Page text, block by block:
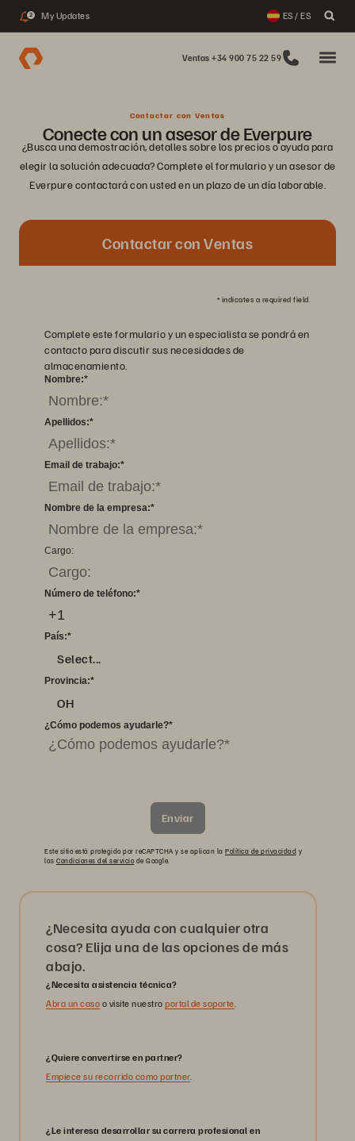
2 My Updates ES / ES
Ventas +34 900 75 22 59
Contactar con Ventas
Conecte con un asesor de Everpure
¿Busca una demostración, detalles sobre los precios o ayuda para
elegir la solución adecuada? Complete el formulario y un asesor de
Everpure contactará con usted en un plazo de un día laborable.
Contactar con Ventas
* indicates a required field.
Complete este formulario y un especialista se pondrá en
contacto para discutir sus necesidades de
almacenamiento.
*
Nombre:
*
Apellidos:
*
Email de trabajo:
*
Nombre de la empresa:
Cargo:
*
Número de teléfono:
*
País:
Select...
*
Provincia:
OH
*
¿Cómo podemos ayudarle?
Enviar
Este sitio está protegido por reCAPTCHA y se aplican la Política de privacidad y
las Condiciones del serviciode Google.
¿Necesita ayuda con cualquier otra
cosa? Elija una de las opciones de más
abajo.
¿Necesita asistencia técnica?
Abra un caso o visite nuestro portal de soporte.
¿Quiere convertirse en partner?
Empiece su recorrido como partner.
¿Le interesa desarrollar su carrera profesional en